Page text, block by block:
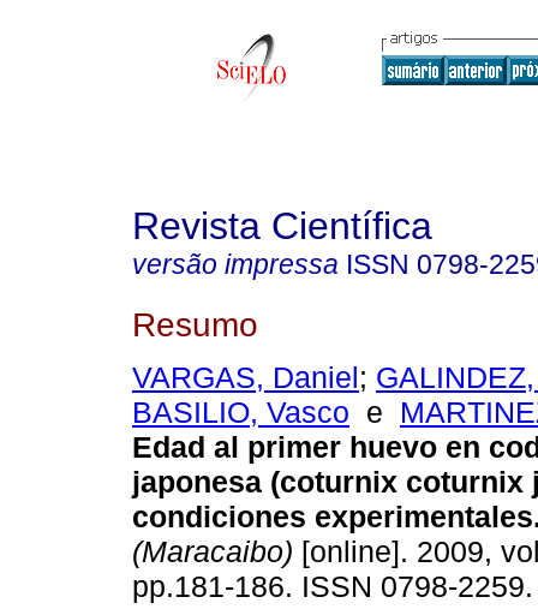
Revista Científica
versão impressa ISSN 0798-
Resumo
VARGAS, Daniel;
BASILIO, Vasco e
Edad al primer huevo en
japonesa (coturnix coturnix
condiciones experimentales
(Maracaibo) [online]. 2009,
pp.181-186. ISSN 0798-2259.